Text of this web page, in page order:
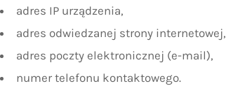
adres IP urządzenia,
adres odwiedzanej strony internetowej,
adres poczty elektronicznej (e-mail),
numer telefonu kontaktowego.